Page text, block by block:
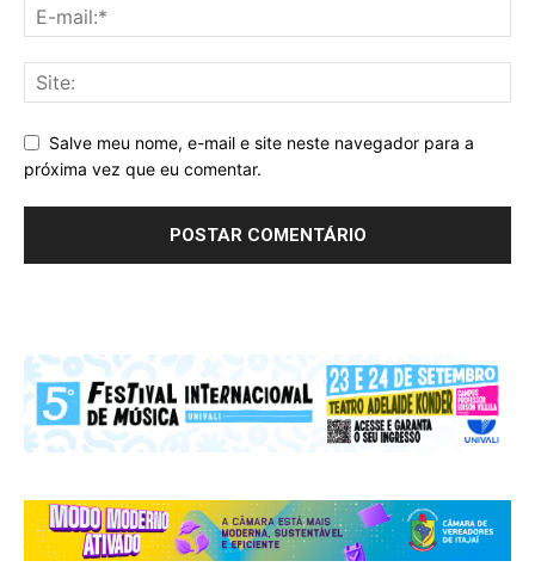
Salve meu nome, e-mail e site neste navegador para a
próxima vez que eu comentar.